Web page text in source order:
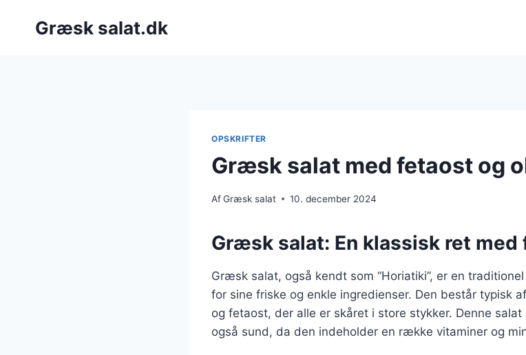
Græsk salat.dk
OPSKRIFTER
Græsk salat med fetaost og
AfGræsk salat 10. december 2024
Græsk salat: En klassisk ret
Græsk salat, også kendt som “Horiatiki”, er en
for sine friske og enkle ingredienser. Den består typisk
og fetaost, der alle er skåret i store stykker. Denne
også sund, da den indeholder en række vitaminer og